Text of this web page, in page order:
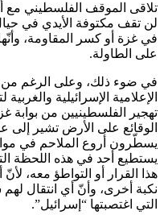
تلاقى الموقف الفلسطيني مع
لن تقف مكتوفة الأيدي في
في غزة أو كسر المقاومة،
على الطاولة.
في ضوء ذلك، وعلى الرغم من
الإعلامية الإسرائيلية
تهجير الفلسطينيين من بوابة
الوقائع على الأرض تشير
يسطّرون أروع الملاحم في
يستطيع أحد في هذه اللحظة
هذا القرار أو التواطؤ معه،
نكبة أخرى، وأنّ أي انتقال
التي اغتصبتها “إسرائيل”.